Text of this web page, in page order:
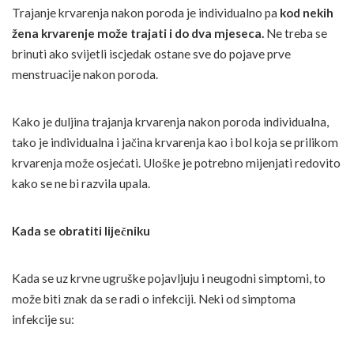
Trajanje krvarenja nakon poroda je individualno pa kod nekih
žena krvarenje može trajati i do dva mjeseca. Ne treba se
brinuti ako svijetli iscjedak ostane sve do pojave prve
menstruacije nakon poroda.
Kako je duljina trajanja krvarenja nakon poroda individualna,
tako je individualna i jačina krvarenja kao i bol koja se prilikom
krvarenja može osjećati. Uloške je potrebno mijenjati redovito
kako se ne bi razvila upala.
Kada se obratiti liječniku
Kada se uz krvne ugruške pojavljuju i neugodni simptomi, to
može biti znak da se radi o infekciji. Neki od simptoma
infekcije su: